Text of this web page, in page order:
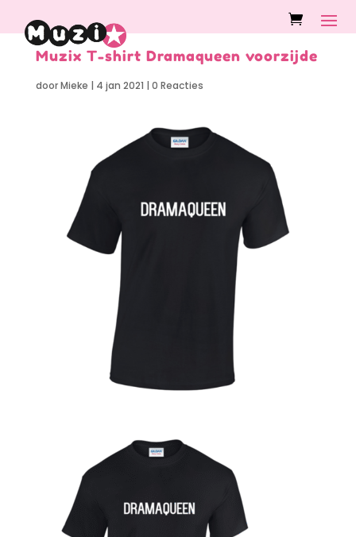
Muzix T-shirt Dramaqueen voorzijde
doorMieke | 4 jan 2021 | 0 Reacties